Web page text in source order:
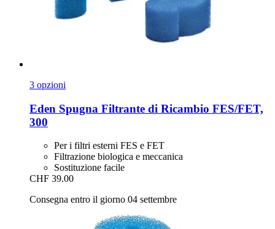
3 opzioni
Eden Spugna Filtrante di Ricambio FES/FET,
300
Per i filtri esterni FES e FET
Filtrazione biologica e meccanica
Sostituzione facile
CHF 39.00
Consegna entro il giorno 04 settembre